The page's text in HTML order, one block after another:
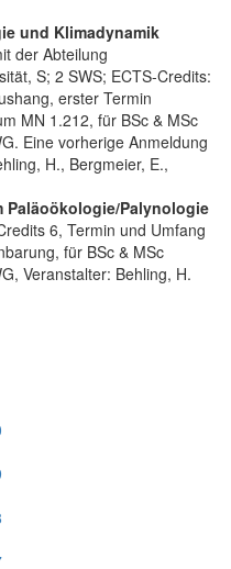
und Klimadynamik
der Abteilung
S; 2 SWS; ECTS-Credits:
erster Termin
MN 1.212, für BSc & MSc
Eine vorherige Anmeldung
H., Bergmeier, E.,
Paläoökologie/Palynologie
6, Termin und Umfang
für BSc & MSc
Veranstalter: Behling, H.